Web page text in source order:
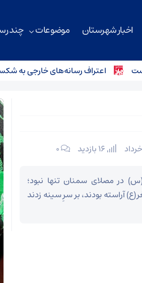
اخبار شهرستان موضوعات چند
اعتراف رسانه‌های خارجی به شکست
۰
در مصلای سمنان تنها نبود؛
آراسته بودند، بر سرِ سینه زدند